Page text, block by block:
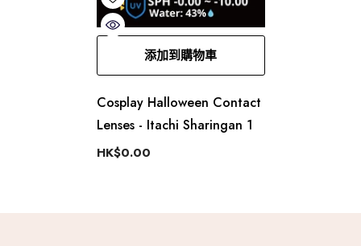
添加到購物車
Cosplay Halloween Contact
Lenses - Itachi Sharingan 1
HK$0.00